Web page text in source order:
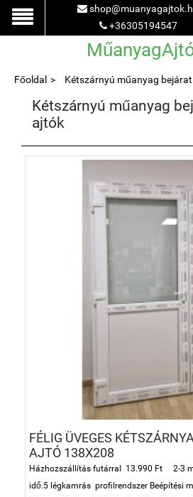
+36305194547
Főoldal Kétszárnyú műanyag
Kétszárnyú műanyag
ajtók
FÉLIG ÜVEGES
AJTÓ 138X208
Házhozszállítás futárral 13.990 Ft 2-3
idő.5 légkamrás profilrendszer Beépítési